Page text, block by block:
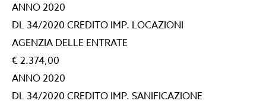
ANNO 2020
DL 34/2020 CREDITO IMP. LOCAZIONI
AGENZIA DELLE ENTRATE
€ 2.374,00
ANNO 2020
DL 34/2020 CREDITO IMP. SANIFICAZIONE